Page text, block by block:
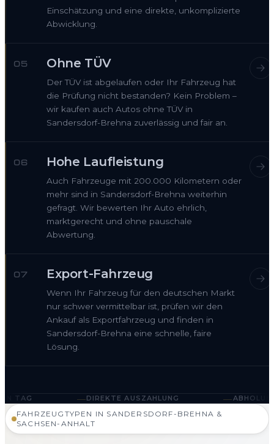
Einschätzung und eine direkte, unkomplizierte
Abwicklung.
05 Ohne TÜV
Der TÜV ist abgelaufen oder Ihr Fahrzeug hat
die Prüfung nicht bestanden? Kein Problem –
wir kaufen auch Autos ohne TÜV in
Sandersdorf-Brehna zuverlässig und fair an.
06 Hohe Laufleistung
Auch Fahrzeuge mit 200.000 Kilometern oder
mehr sind in Sandersdorf-Brehna weiterhin
gefragt. Wir bewerten Ihr Auto ehrlich,
marktgerecht und ohne pauschale
Abwertung.
07 Export-Fahrzeug
Wenn Ihr Fahrzeug für den deutschen Markt
nur schwer vermittelbar ist, prüfen wir den
Ankauf als Exportfahrzeug und finden in
Sandersdorf-Brehna eine schnelle, faire
Lösung.
DIREKTE AUSZAHLUNG —ABHOLUNG IN
FAHRZEUGTYPEN IN SANDERSDORF-BREHNA &
SACHSEN-ANHALT